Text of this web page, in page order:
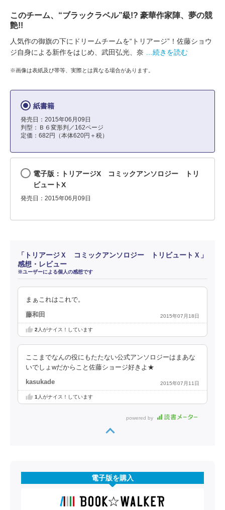
このチーム、“ブラックラベル”級!? 豪華作家陣、夢の競
艶!!
人気作の御旗の下にドリームチームを“トリアージ”！佐藤ショウ
ジ自身による新作をはじめ、武田弘光、奈
…続きを読む
※画像は表紙及び帯等、実際とは異なる場合があります。
紙書籍
発売日：2015年06月09日
判型：Ｂ６変形判／162ページ
定価：682円（本体620円＋税）
電子版：トリアージX コミックアンソロジー トリ
ビュートX
発売日：2015年06月09日
「トリアージＸ コミックアンソロジー トリビュートＸ」
感想・レビュー
※ユーザーによる個人の感想です
まぁこれはこれで。
藤和田 2015年07月18日
2 人がナイス！しています
ここまでなんの役にもたたない公式アンソロジーはまあな
いでしょwだからこと佐藤ショージ好きよ★
kasukade 2015年07月11日
1 人がナイス！しています
powered by
電子版を購入